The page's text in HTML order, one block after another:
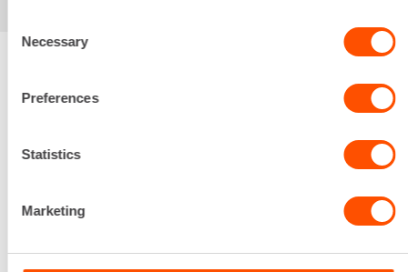
Selection
Necessary
Preferences
Statistics
Marketing
Renta palvelee